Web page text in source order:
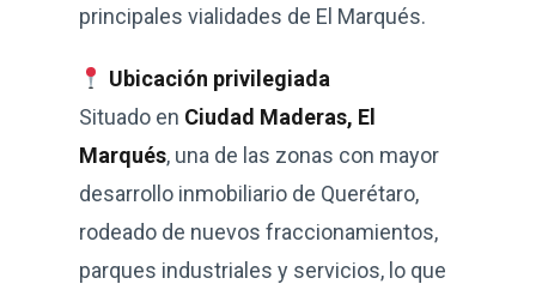
principales vialidades de El Marqués.
Ubicación privilegiada
Situado en Ciudad Maderas, El
Marqués, una de las zonas con mayor
desarrollo inmobiliario de Querétaro,
rodeado de nuevos fraccionamientos,
parques industriales y servicios, lo que